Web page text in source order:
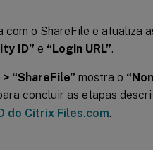
com o ShareFile e atualiza
ID” e “Login URL”.
“ShareFile” mostra o
concluir as etapas
do Citrix Files.com.